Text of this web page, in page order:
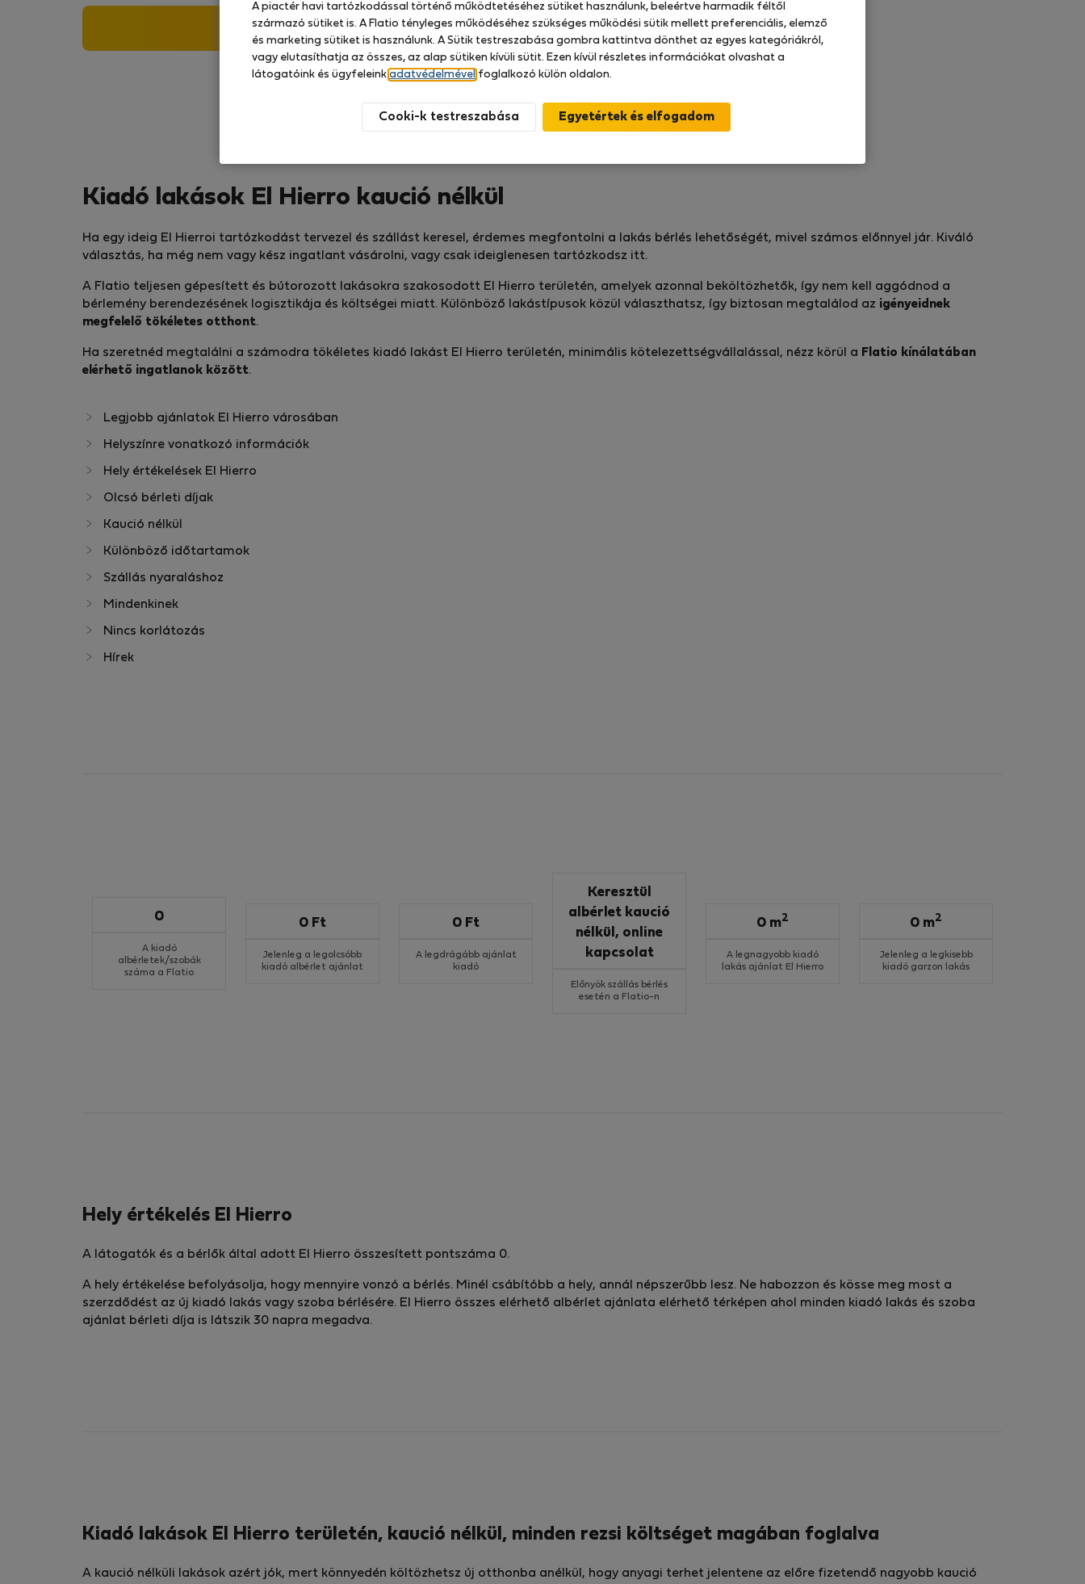
Keresés
Kiadó lakások El Hierro kaució nélkül
Ha egy ideig El Hierroi tartózkodást tervezel és szállást keresel, érdemes megfontolni a lakás bérlés lehetőségét, mivel számos előnnyel jár. Kiváló
választás, ha még nem vagy kész ingatlant vásárolni, vagy csak ideiglenesen tartózkodsz itt.
A Flatio teljesen gépesített és bútorozott lakásokra szakosodott El Hierro területén, amelyek azonnal beköltözhetők, így nem kell aggódnod a
bérlemény berendezésének logisztikája és költségei miatt. Különböző lakástípusok közül választhatsz, így biztosan megtalálod az igényeidnek
megfelelő tökéletes otthont.
Ha szeretnéd megtalálni a számodra tökéletes kiadó lakást El Hierro területén, minimális kötelezettség­vállalással, nézz körül a Flatio kínálatában
elérhető ingatlanok között.
Legjobb ajánlatok El Hierro városában
Helyszínre vonatkozó információk
Hely értékelések El Hierro
Olcsó bérleti díjak
Kaució nélkül
Különböző időtartamok
Szállás nyaraláshoz
Mindenkinek
Nincs korlátozás
Hírek
A kiadó
albérletek/szobák
száma a Flatio
0
Jelenleg a legolcsóbb
kiadó albérlet ajánlat
0 Ft
A legdrágább ajánlat
kiadó
0 Ft
Előnyök szállás bérlés
esetén a Flatio-n
Keresztül
albérlet kaució
nélkül, online
kapcsolat
A legnagyobb kiadó
lakás ajánlat El Hierro
0 m2
Jelenleg a legkisebb
kiadó garzon lakás
0 m2
Hely értékelés El Hierro
A látogatók és a bérlők által adott El Hierro összesített pontszáma 0.
A hely értékelése befolyásolja, hogy mennyire vonzó a bérlés. Minél csábítóbb a hely, annál népszerűbb lesz. Ne habozzon és kösse meg most a
szerzdődést az új kiadó lakás vagy szoba bérlésére. El Hierro összes elérhető albérlet ajánlata elérhető térképen ahol minden kiadó lakás és szoba
ajánlat bérleti díja is látszik 30 napra megadva.
Kiadó lakások El Hierro területén, kaució nélkül, minden rezsi költséget magában foglalva
A kaució nélküli lakások azért jók, mert könnyedén költözhetsz új otthonba anélkül, hogy anyagi terhet jelentene az előre fizetendő nagyobb kaució
A piactér havi tartózkodással történő működtetéséhez sütiket használunk, beleértve harmadik féltől
származó sütiket is. A Flatio tényleges működéséhez szükséges működési sütik mellett preferenciális, elemző
és marketing sütiket is használunk. A Sütik testreszabása gombra kattintva dönthet az egyes kategóriákról,
vagy elutasíthatja az összes, az alap sütiken kívüli sütit. Ezen kívül részletes információkat olvashat a
látogatóink és ügyfeleink adatvédelmével foglalkozó külön oldalon.
Cooki-k testreszabása